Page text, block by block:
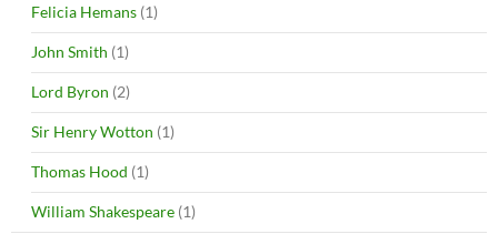
Felicia Hemans (1)
John Smith (1)
Lord Byron (2)
Sir Henry Wotton (1)
Thomas Hood (1)
William Shakespeare (1)